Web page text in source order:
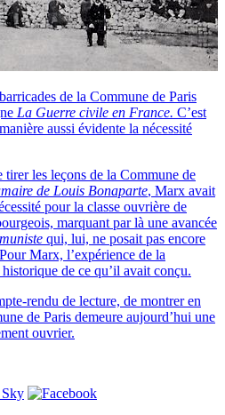
de la Commune de Paris
La Guerre civile en France. C’est
aussi évidente la nécessité
les leçons de la Commune de
de Louis Bonaparte, Marx avait
pour la classe ouvrière de
marquant par là une avancée
qui, lui, ne posait pas encore
Marx, l’expérience de la
de ce qu’il avait conçu.
rendu de lecture, de montrer en
de Paris demeure aujourd’hui une
ouvrier.